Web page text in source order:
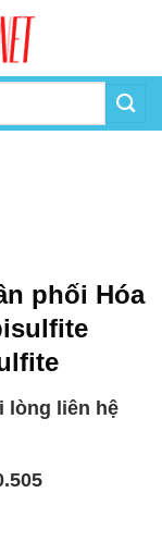
phối Hóa
lòng liên hệ